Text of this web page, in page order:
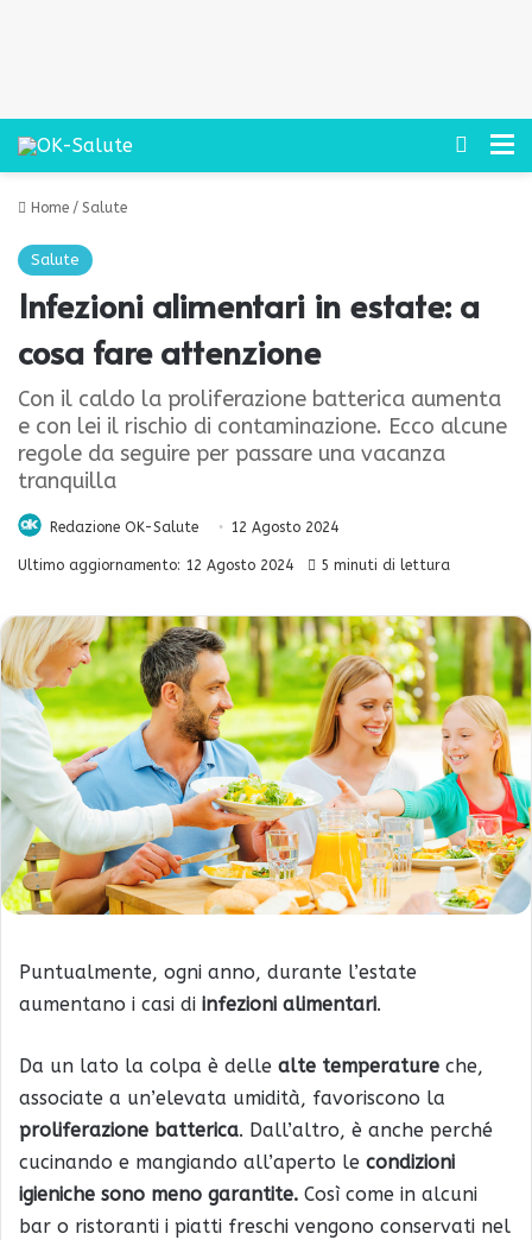
Cerca
Home / Salute
Salute
Infezioni alimentari in estate: a
cosa fare attenzione
Con il caldo la proliferazione batterica aumenta
e con lei il rischio di contaminazione. Ecco alcune
regole da seguire per passare una vacanza
tranquilla
Redazione OK-Salute 12 Agosto 2024
Ultimo aggiornamento: 12 Agosto 2024 5 minuti di lettura
Puntualmente, ogni anno, durante l’estate
aumentano i casi di infezioni alimentari.
Da un lato la colpa è delle alte temperature che,
associate a un’elevata umidità, favoriscono la
proliferazione batterica. Dall’altro, è anche perché
cucinando e mangiando all’aperto le condizioni
igieniche sono meno garantite. Così come in alcuni
bar o ristoranti i piatti freschi vengono conservati nel